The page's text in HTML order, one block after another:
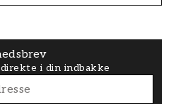
i din indbakke